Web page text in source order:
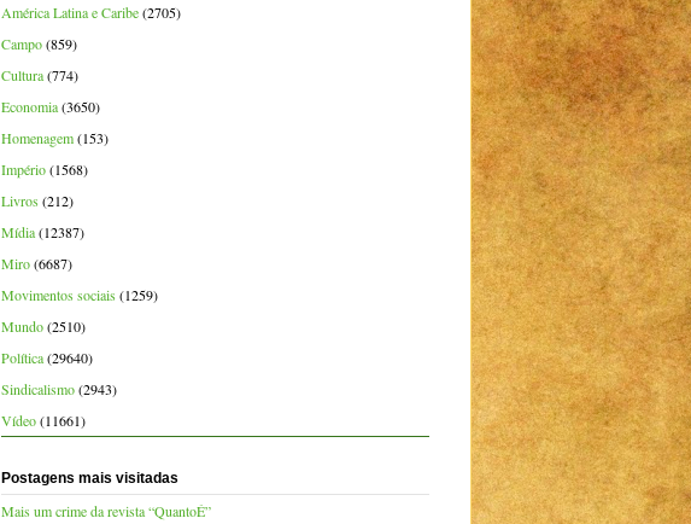
América Latina e Caribe(2705)
Campo(859)
Cultura(774)
Economia(3650)
Homenagem(153)
Império(1568)
Livros (212)
Mídia(12387)
Miro(6687)
Movimentos sociais (1259)
Mundo(2510)
Política(29640)
Sindicalismo(2943)
Vídeo(11661)
Postagens mais visitadas
Mais um crime da revista “QuantoÉ”